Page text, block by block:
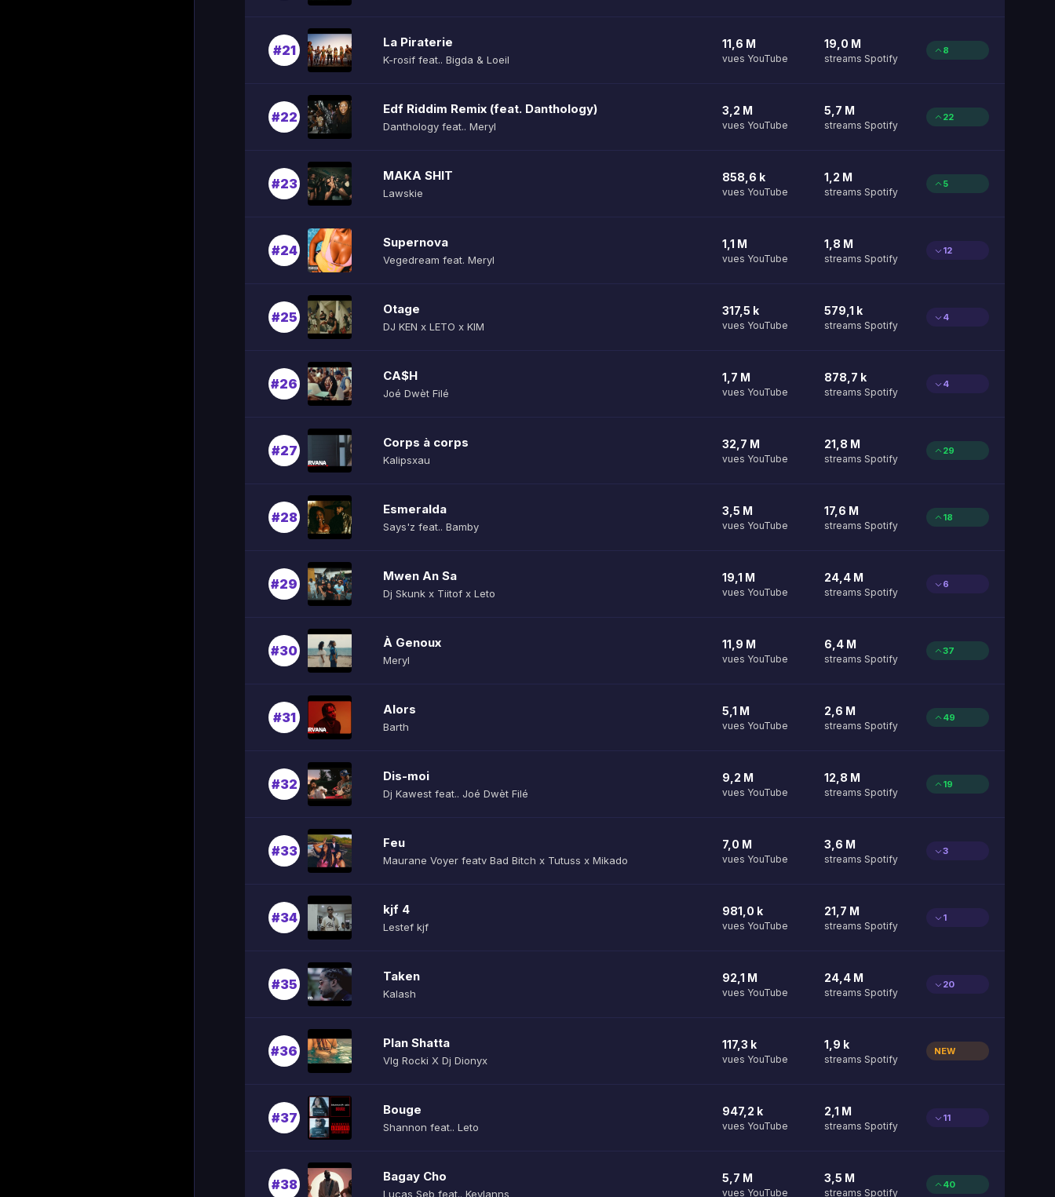
#21
La Piraterie
K-rosif feat.. Bigda & Loeil
11,6 M
vues YouTube
19,0 M
streams Spotify
8
#22
Edf Riddim Remix (feat. Danthology)
Danthology feat.. Meryl
3,2 M
vues YouTube
5,7 M
streams Spotify
22
#23
MAKA SHIT
Lawskie
858,6 k
vues YouTube
1,2 M
streams Spotify
5
#24
Supernova
Vegedream feat. Meryl
1,1 M
vues YouTube
1,8 M
streams Spotify
12
#25
Otage
DJ KEN x LETO x KIM
317,5 k
vues YouTube
579,1 k
streams Spotify
4
#26
CA$H
Joé Dwèt Filé
1,7 M
vues YouTube
878,7 k
streams Spotify
4
#27
Corps à corps
Kalipsxau
32,7 M
vues YouTube
21,8 M
streams Spotify
29
#28
Esmeralda
Says'z feat.. Bamby
3,5 M
vues YouTube
17,6 M
streams Spotify
18
#29
Mwen An Sa
Dj Skunk x Tiitof x Leto
19,1 M
vues YouTube
24,4 M
streams Spotify
6
#30
À Genoux
Meryl
11,9 M
vues YouTube
6,4 M
streams Spotify
37
#31
Alors
Barth
5,1 M
vues YouTube
2,6 M
streams Spotify
49
#32
Dis-moi
Dj Kawest feat.. Joé Dwèt Filé
9,2 M
vues YouTube
12,8 M
streams Spotify
19
#33
Feu
Maurane Voyer featv Bad Bitch x Tutuss x Mikado
7,0 M
vues YouTube
3,6 M
streams Spotify
3
#34
kjf 4
Lestef kjf
981,0 k
vues YouTube
21,7 M
streams Spotify
1
#35
Taken
Kalash
92,1 M
vues YouTube
24,4 M
streams Spotify
20
#36
Plan Shatta
Vlg Rocki X Dj Dionyx
117,3 k
vues YouTube
1,9 k
streams Spotify
NEW
#37
Bouge
Shannon feat.. Leto
947,2 k
vues YouTube
2,1 M
streams Spotify
11
#38
Bagay Cho
Lucas Seb feat.. Keylanns
5,7 M
vues YouTube
3,5 M
streams Spotify
40